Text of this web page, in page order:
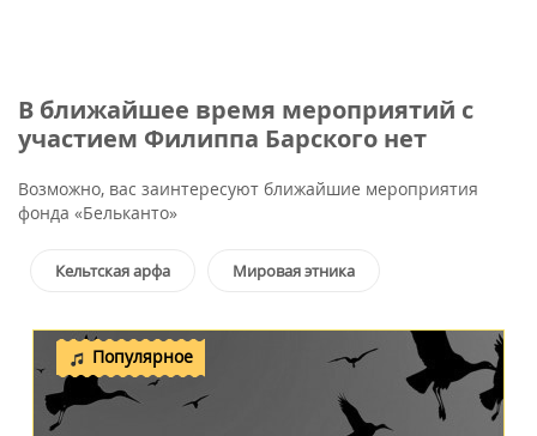
В ближайшее время мероприятий с
участием Филиппа Барского нет
Возможно, вас заинтересуют ближайшие мероприятия
фонда «Бельканто»
Кельтская арфа Мировая этника
Популярное